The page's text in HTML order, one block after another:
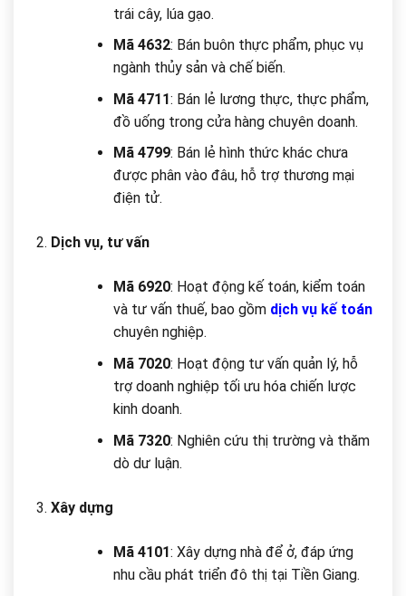
trái cây, lúa gạo.
Mã 4632: Bán buôn thực phẩm, phục vụ
ngành thủy sản và chế biến.
Mã 4711: Bán lẻ lương thực, thực phẩm,
đồ uống trong cửa hàng chuyên doanh.
Mã 4799: Bán lẻ hình thức khác chưa
được phân vào đâu, hỗ trợ thương mại
điện tử.
Dịch vụ, tư vấn
Mã 6920: Hoạt động kế toán, kiểm toán
và tư vấn thuế, bao gồm dịch vụ kế toán
chuyên nghiệp.
Mã 7020: Hoạt động tư vấn quản lý, hỗ
trợ doanh nghiệp tối ưu hóa chiến lược
kinh doanh.
Mã 7320: Nghiên cứu thị trường và thăm
dò dư luận.
Xây dựng
Mã 4101: Xây dựng nhà để ở, đáp ứng
nhu cầu phát triển đô thị tại Tiền Giang.